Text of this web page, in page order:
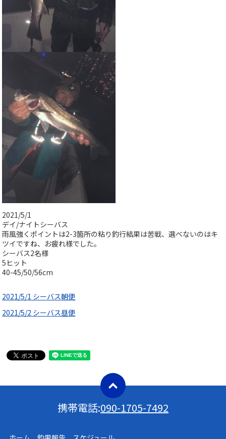
2021/5/1
デイ/ナイトシーバス
雨風強くポイントは2-3箇所の粘り釣行結果は苦戦、選べないのはキ
ツイですね、お疲れ様でした。
シーバス2名様
5ヒット
40-45/50/56cm
2021/5/1 シーバス朝便
2021/5/2 シーバス昼便
携帯電話:090-1705-7492